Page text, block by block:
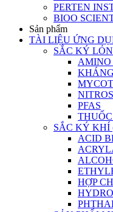
PERTEN
BIOO
Sản phẩm
TÀI LIỆU ỨNG
SẮC KÝ
AMINO
PFAS
SẮC KÝ KHÍ
ACID
HỢP